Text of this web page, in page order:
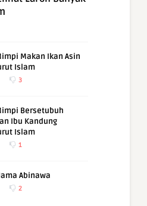
Makan Ikan Asin
Islam
3
Bersetubuh
Ibu Kandung
Islam
1
Abinawa
2